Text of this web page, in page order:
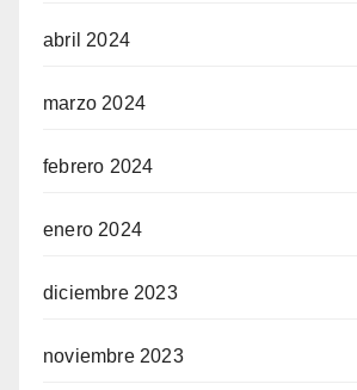
abril 2024
marzo 2024
febrero 2024
enero 2024
diciembre 2023
noviembre 2023